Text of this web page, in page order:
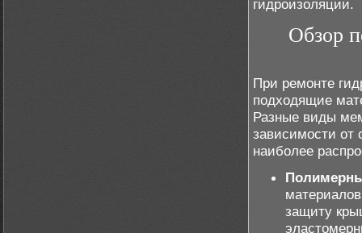
гидроизоляции.
Обзор
При ремонте
подходящие
Разные виды
зависимости от
наиболее
защиту